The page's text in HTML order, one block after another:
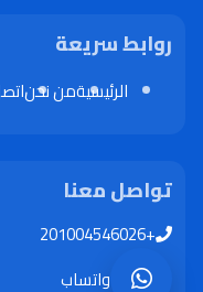
روابط سريعة
الرئيسيةمن نحن
تواصل معنا
+201004546026
واتساب